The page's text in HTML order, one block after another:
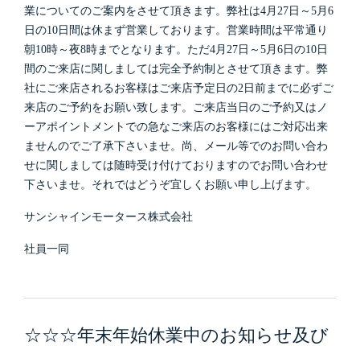
業についてのご案内をさせて頂きます。弊社は4月27日～5月6
日の10日間は休まず営業しております。営業時間は平常通り
朝10時～夜8時までとなります。ただ4月27日～5月6日の10日
間のご来店に関しましては完全予約制とさせて頂きます。弊
社にご来店されるお客様はご来店予定日の2日前までに必ずご
来店のご予約をお願い致します。ご来店当日のご予約又はノ
ーアポイントメントでの急なご来店のお客様にはご対応出来
ませんのでご了承下さいませ。尚、メール等でのお問い合わ
せに関しましては随時受け付けておりますのでお問い合わせ
下さいませ。それではどうぞ宜しくお願い申し上げます。
サンシャインモータース株式会社
社員一同
☆☆☆年末年始休業中のお知らせ及び